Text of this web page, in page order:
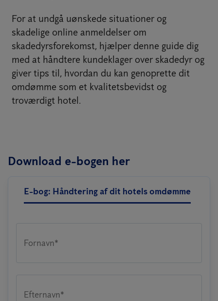
For at undgå uønskede situationer og
skadelige online anmeldelser om
skadedyrsforekomst, hjælper denne guide dig
med at håndtere kundeklager over skadedyr og
giver tips til, hvordan du kan genoprette dit
omdømme som et kvalitetsbevidst og
troværdigt hotel.
Download e-bogen her
E-bog: Håndtering af dit hotels omdømme
Fornavn*
Efternavn*